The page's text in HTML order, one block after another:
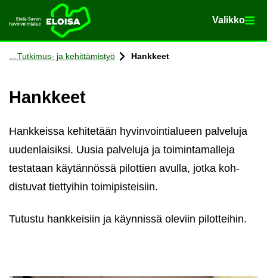
Etusi­vu Va­lik­ko
Va­lik­ko
Siir­ry si­säl­töön
Tutkimus-​ ja ke­hit­tä­mis­työ Hank­keet
Hank­keet
Hank­keis­sa ke­hi­te­tään hy­vin­voin­tia­lu­een pal­ve­lu­ja
uu­den­lai­sik­si. Uusia pal­ve­lu­ja ja toi­min­ta­mal­le­ja
tes­ta­taan käy­tän­nös­sä pi­lot­tien avul­la, jotka koh­
dis­tu­vat tiet­tyi­hin toi­mi­pis­tei­siin.
Tu­tus­tu hank­kei­siin ja käyn­nis­sä ole­viin pi­lot­tei­hin.